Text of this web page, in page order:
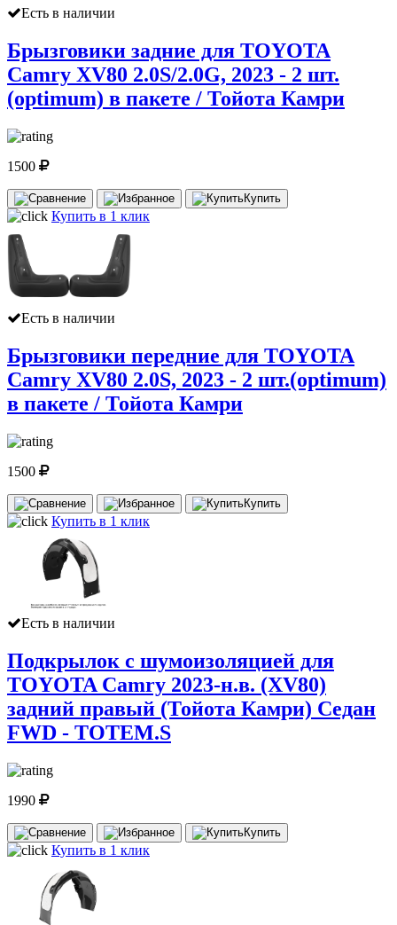
Есть в наличии
Брызговики задние для TOYOTA
Camry XV80 2.0S/2.0G, 2023 - 2 шт.
(optimum) в пакете / Тойота Камри
1500
Купить
Купить в 1 клик
Есть в наличии
Брызговики передние для TOYOTA
Camry XV80 2.0S, 2023 - 2 шт.(optimum)
в пакете / Тойота Камри
1500
Купить
Купить в 1 клик
Есть в наличии
Подкрылок с шумоизоляцией для
TOYOTA Camry 2023-н.в. (XV80)
задний правый (Тойота Камри) Седан
FWD - TOTEM.S
1990
Купить
Купить в 1 клик